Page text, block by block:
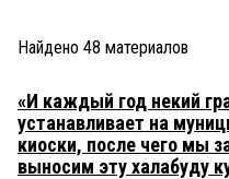
НОВОСТИ КОМПАНИЙ
СТИЛЬ ЖИЗНИ
Найдено 48 материалов
«И каждый год некий
устанавливает на
киоски, после чего мы
выносим эту халабуду